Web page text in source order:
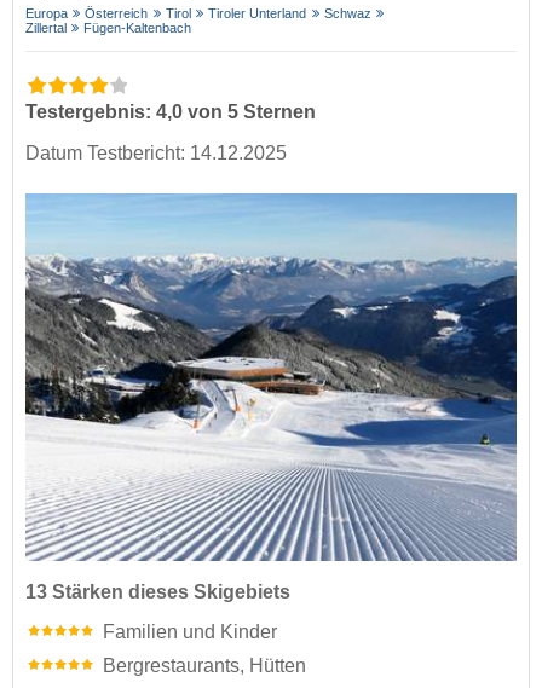
Europa Österreich Tirol Tiroler Unterland
Schwaz
Zillertal
Fügen-Kaltenbach
Testergebnis: 4,0 von 5 Sternen
Datum Testbericht: 14.12.2025
13 Stärken dieses Skigebiets
Familien und Kinder
Bergrestaurants, Hütten